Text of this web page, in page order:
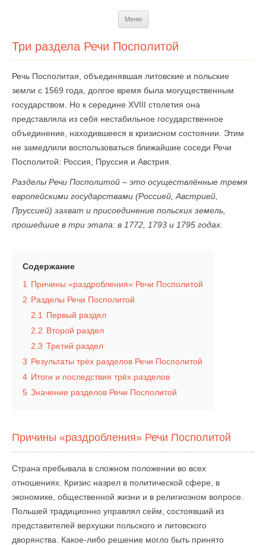
Меню
Три раздела Речи Посполитой
Речь Посполитая, объединявшая литовские и польские
земли с 1569 года, долгое время была могущественным
государством. Но к середине XVIII столетия она
представляла из себя нестабильное государственное
объединение, находившееся в кризисном состоянии. Этим
не замедлили воспользоваться ближайшие соседи Речи
Посполитой: Россия, Пруссия и Австрия.
Разделы Речи Посполитой – это осуществлённые тремя
европейскими государствами (Россией, Австрией,
Пруссией) захват и присоединение польских земель,
прошедшие в три этапа: в 1772, 1793 и 1795 годах.
Содержание
1
Причины «раздробления» Речи Посполитой
2 Разделы Речи Посполитой
2.1
Первый раздел
2.2 Второй раздел
2.3 Третий раздел
3 Результаты трёх разделов Речи Посполитой
4 Итоги и последствия трёх разделов
5 Значение разделов Речи Посполитой
Причины «раздробления» Речи Посполитой
Страна пребывала в сложном положении во всех
отношениях. Кризис назрел в политической сфере, в
экономике, общественной жизни и в религиозном вопросе.
Польшей традиционно управлял сейм, состоявший из
представителей верхушки польского и литовского
дворянства. Какое-либо решение могло быть принято